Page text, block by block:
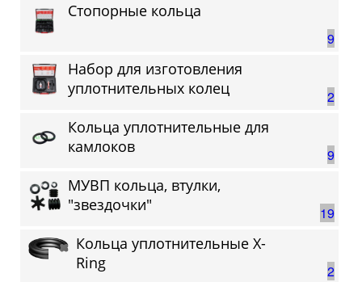
9
Стопорные кольца
2
Набор для изготовления
уплотнительных колец
9
Кольца уплотнительные для
камлоков
19
МУВП кольца, втулки,
"звездочки"
2
Кольца уплотнительные Х-
Ring